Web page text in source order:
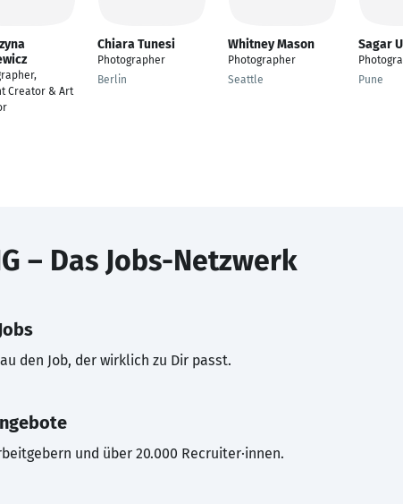
Creator & Art
Chiara Tunesi
Photographer
Berlin
Whitney Mason
Photographer
Seattle
Sagar
Pune
– Das Jobs-Netzwerk
den Job, der wirklich zu Dir passt.
und über 20.000 Recruiter·innen.